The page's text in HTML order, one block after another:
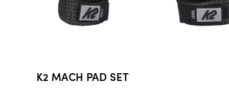
K2 MACH PAD SET